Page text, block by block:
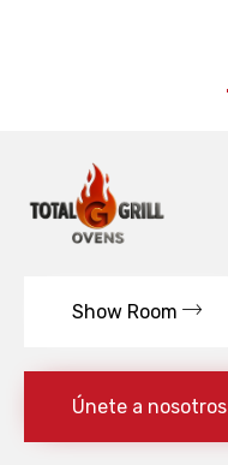
Show Room
Únete a nosotros